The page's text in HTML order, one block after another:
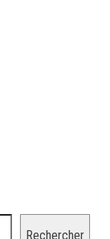
Rechercher